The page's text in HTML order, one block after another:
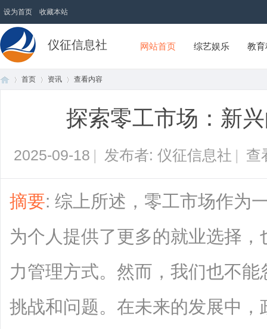
设为首页 收藏本站
仪征信息社 网站首页 综艺娱乐 教
首页 资讯 查看内容
探索零工市场：新
2025-09-18 | 发布者: 仪征信息社 | 查
摘要: 综上所述，零工市场作为
为个人提供了更多的就业选择
力管理方式。然而，我们也不
挑战和问题。在未来的发展中